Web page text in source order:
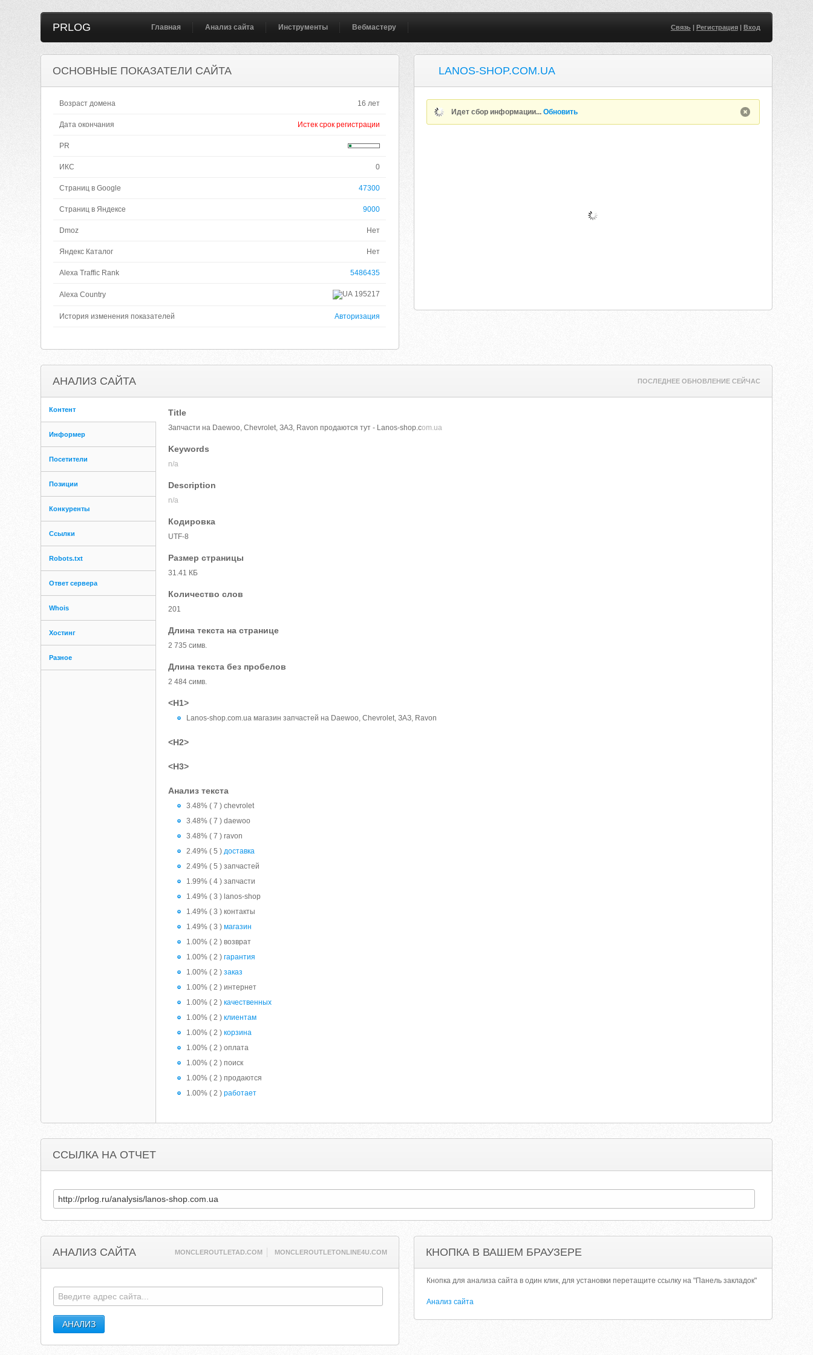
PRLOG Главная Анализ сайта Инструменты Вебмастеру Связь| Регистрация| Вход
ОСНОВНЫЕ ПОКАЗАТЕЛИ САЙТА
Возраст домена 16 лет
Дата окончания Истек срок регистрации
PR
ИКС 0
Страниц в Google 47300
Страниц в Яндексе 9000
Dmoz Нет
Яндекс Каталог Нет
Alexa Traffic Rank 5486435
Alexa Country 195217
История изменения показателей Авторизация
LANOS-SHOP.COM.UA
Идет сбор информации...Обновить
АНАЛИЗ САЙТА ПОСЛЕДНЕЕ ОБНОВЛЕНИЕ СЕЙЧАС
Контент
Информер
Посетители
Позиции
Конкуренты
Ссылки
Robots.txt
Ответ сервера
Whois
Хостинг
Разное
Title
Запчасти на Daewoo, Chevrolet, ЗАЗ, Ravon продаются тут - Lanos-shop.com.ua
Keywords
n/a
Description
n/a
Кодировка
UTF-8
Размер страницы
31.41 КБ
Количество слов
201
Длина текста на странице
2 735 симв.
Длина текста без пробелов
2 484 симв.
<H1>
Lanos-shop.com.ua магазин запчастей на Daewoo, Chevrolet, ЗАЗ, Ravon
<H2>
<H3>
Анализ текста
3.48% ( 7 ) chevrolet
3.48% ( 7 ) daewoo
3.48% ( 7 ) ravon
2.49% ( 5 )доставка
2.49% ( 5 ) запчастей
1.99% ( 4 ) запчасти
1.49% ( 3 ) lanos-shop
1.49% ( 3 ) контакты
1.49% ( 3 )магазин
1.00% ( 2 ) возврат
1.00% ( 2 )гарантия
1.00% ( 2 )заказ
1.00% ( 2 ) интернет
1.00% ( 2 )качественных
1.00% ( 2 )клиентам
1.00% ( 2 )корзина
1.00% ( 2 ) оплата
1.00% ( 2 ) поиск
1.00% ( 2 ) продаются
1.00% ( 2 )работает
ССЫЛКА НА ОТЧЕТ
АНАЛИЗ САЙТА MONCLEROUTLETAD.COM MONCLEROUTLETONLINE4U.COM КНОПКА В ВАШЕМ БРАУЗЕРЕ
Кнопка для анализа сайта в один клик, для установки перетащите ссылку на "Панель закладок"
Анализ сайта